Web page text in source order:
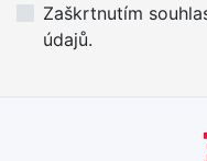
Zaškrtnutím
údajů.